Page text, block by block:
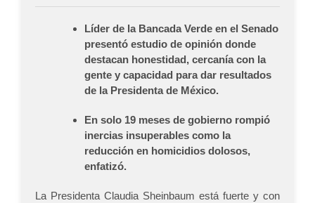
Líder de la Bancada Verde en el Senado
presentó estudio de opinión donde
destacan honestidad, cercanía con la
gente y capacidad para dar resultados
de la Presidenta de México.
En solo 19 meses de gobierno rompió
inercias insuperables como la
reducción en homicidios dolosos,
enfatizó.
La Presidenta Claudia Sheinbaum está fuerte y con